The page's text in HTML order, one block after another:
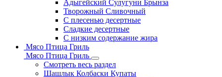
Адыгейский Сулугуни Брынза
Творожный Сливочный
С плесенью десертные
Сладкие десертные
С низким содержание жира
Мясо Птица Гриль
Мясо Птица Гриль
Смотреть весь раздел
Шашлык Колбаски Купаты